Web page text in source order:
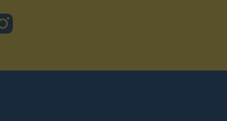
Instagram